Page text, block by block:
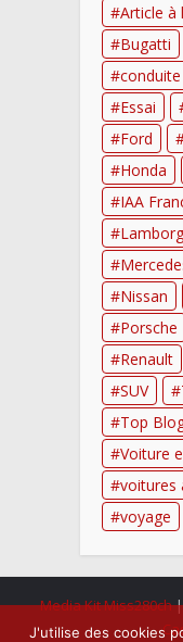
Article à
Bugatti
conduite
Essai
Ford
Honda
IAA
Nissan
Porsche
Renault
SUV
Top
Voiture
voitures
voyage
Media Kit Miss280ch|
J'utilise des cookies